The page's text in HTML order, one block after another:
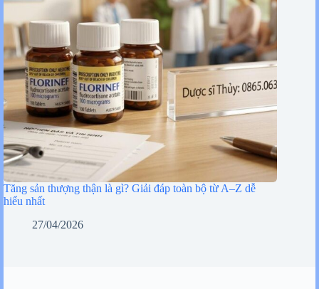
Tăng sản thượng thận là gì? Giải đáp toàn bộ từ A–Z dễ
hiểu nhất
27/04/2026